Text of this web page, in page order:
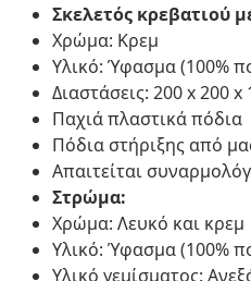
Σκελετός κρεβατιού
Χρώμα: Κρεμ
Υλικό: Ύφασμα (100%
Διαστάσεις: 200 x 200
Παχιά πλαστικά πόδια
Πόδια στήριξης από
Απαιτείται
Στρώμα:
Χρώμα: Λευκό και κρεμ
Υλικό: Ύφασμα (100%
Υλικό γεμίσματος: